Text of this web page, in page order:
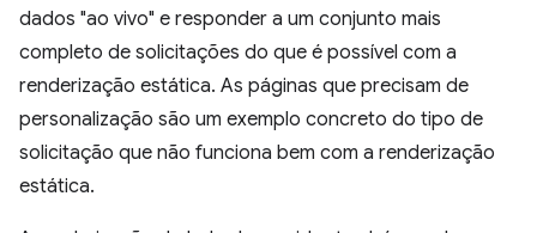
dados "ao vivo" e responder a um conjunto mais
completo de solicitações do que é possível com a
renderização estática. As páginas que precisam de
personalização são um exemplo concreto do tipo de
solicitação que não funciona bem com a renderização
estática.